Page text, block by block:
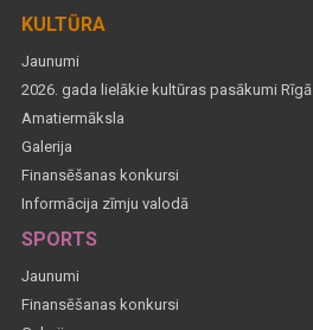
KULTŪRA
Jaunumi
2026. gada lielākie kultūras pasākumi Rīgā
Amatiermāksla
Galerija
Finansēšanas konkursi
Informācija zīmju valodā
SPORTS
Jaunumi
Finansēšanas konkursi